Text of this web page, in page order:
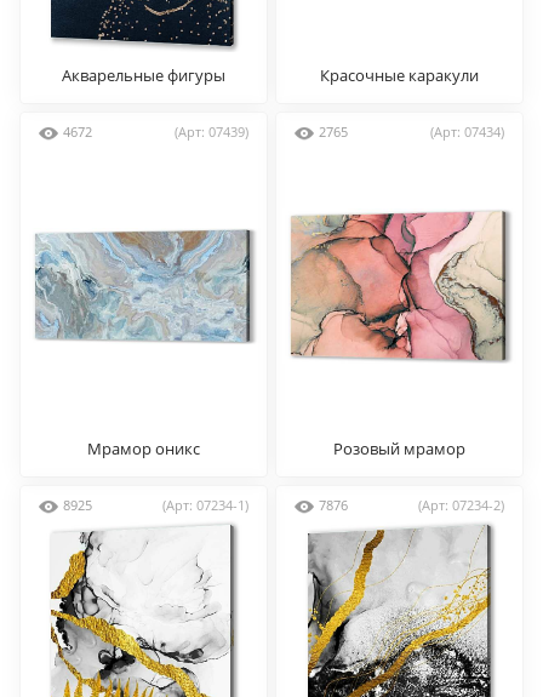
Акварельные фигуры Красочные каракули
4672 (Арт: 07439)
Мрамор оникс
2765 (Арт: 07434)
Розовый мрамор
8925 (Арт: 07234-1) 7876 (Арт: 07234-2)